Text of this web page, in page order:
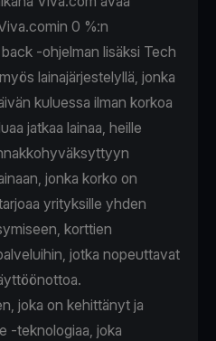
0 %:n
-ohjelman lisäksi Tech
lainajärjestelyllä, jonka
kuluessa ilman korkoa
jatkaa lainaa, heille
jonka korko on
yrityksille yhden
korttien
jotka nopeuttavat
joka on kehittänyt ja
-teknologiaa, joka